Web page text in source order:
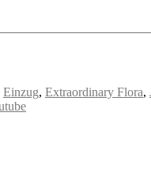
Einzug, Extraordinary Flora,